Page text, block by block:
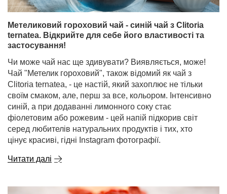
Метеликовий гороховий чай - синій чай з Clitoria
ternatea. Відкрийте для себе його властивості та
застосування!
Чи може чай нас ще здивувати? Виявляється, може!
Чай "Метелик гороховий", також відомий як чай з
Clitoria ternatea, - це настій, який захоплює не тільки
своїм смаком, але, перш за все, кольором. Інтенсивно
синій, а при додаванні лимонного соку стає
фіолетовим або рожевим - цей напій підкорив світ
серед любителів натуральних продуктів і тих, хто
цінує красиві, гідні Instagram фотографії.
Читати далі